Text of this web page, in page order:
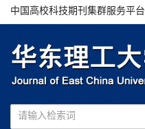
中国高校科技期刊集群服务平台